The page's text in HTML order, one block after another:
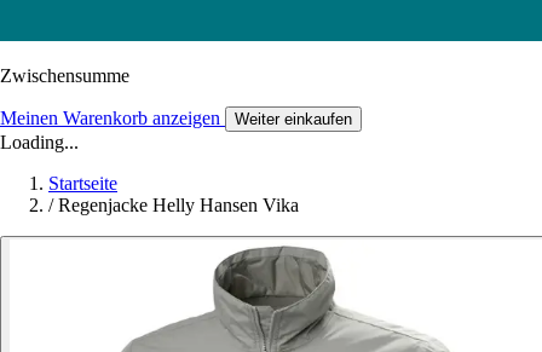
Zwischensumme
Meinen Warenkorb anzeigen Weiter einkaufen
Loading...
Startseite
/ Regenjacke Helly Hansen Vika